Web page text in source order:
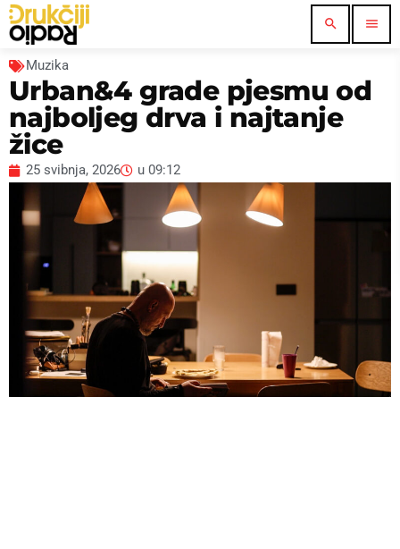
search menu
Muzika
Urban&4 grade pjesmu od
najboljeg drva i najtanje
žice
25 svibnja, 2026 u 09:12